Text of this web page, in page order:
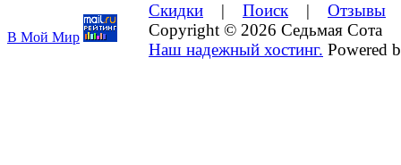
В Мой Мир
Скидки | Поиск | Отзывы
Copyright © 2026 Седьмая Сота
Наш надежный хостинг. Powered